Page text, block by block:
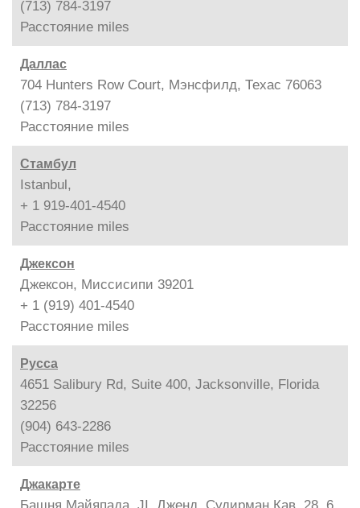
(713) 784-3197
Расстояние miles
Даллас
704 Hunters Row Court, Мэнсфилд, Техас 76063
(713) 784-3197
Расстояние miles
Стамбул
Istanbul,
+ 1 919-401-4540
Расстояние miles
Джексон
Джексон, Миссисипи 39201
+ 1 (919) 401-4540
Расстояние miles
Русса
4651 Salibury Rd, Suite 400, Jacksonville, Florida
32256
(904) 643-2286
Расстояние miles
Джакарте
Башня Майяпада, JI. Дженд. Судирман Кав. 28, 6